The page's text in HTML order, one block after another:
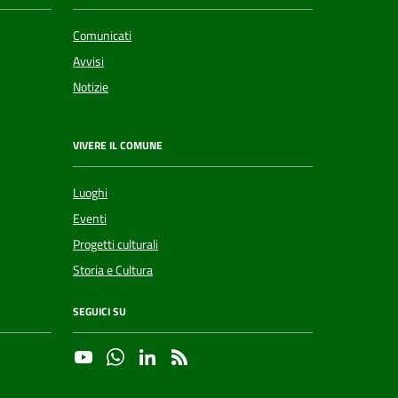
Comunicati
Avvisi
Notizie
VIVERE IL COMUNE
Luoghi
Eventi
Progetti culturali
Storia e Cultura
SEGUICI SU
YouTube WhatsappLinkedin